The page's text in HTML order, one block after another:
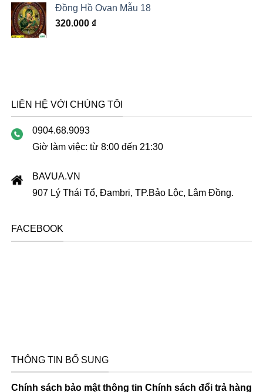
Đồng Hồ Ovan Mẫu 18
320.000 ₫
LIÊN HỆ VỚI CHÚNG TÔI
0904.68.9093
Giờ làm việc: từ 8:00 đến 21:30
BAVUA.VN
907 Lý Thái Tổ, Đambri, TP.Bảo Lộc, Lâm Đồng.
FACEBOOK
THÔNG TIN BỔ SUNG
Chính sách bảo mật thông tin Chính sách đổi trả hàng